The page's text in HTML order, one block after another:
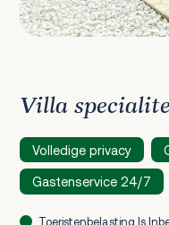
Villa
Volledige privacy
Gastenservice 24/7
Toeristenbelasting Is